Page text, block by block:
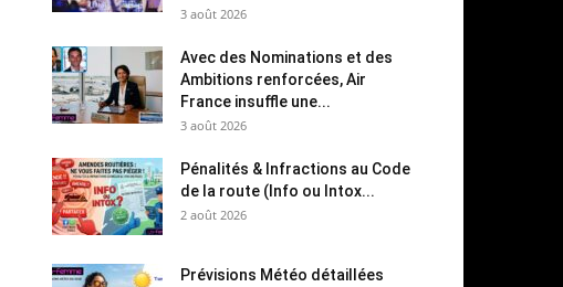
3 août 2026
Avec des Nominations et des
Ambitions renforcées, Air
France insuffle une...
3 août 2026
Pénalités & Infractions au Code
de la route (Info ou Intox...
2 août 2026
Prévisions Météo détaillées